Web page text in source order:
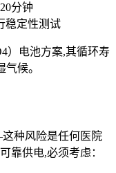
分钟
稳定性测试
）电池方案,其循环寿
候。
种风险是任何医院
靠供电,必须考虑：